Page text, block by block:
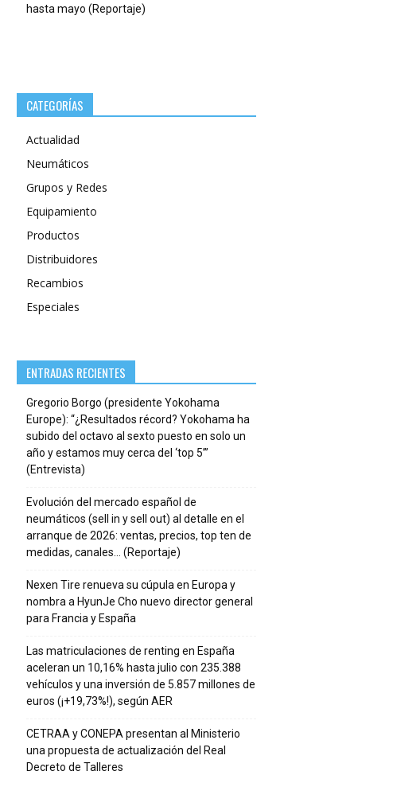
hasta mayo (Reportaje)
CATEGORÍAS
Actualidad
Neumáticos
Grupos y Redes
Equipamiento
Productos
Distribuidores
Recambios
Especiales
ENTRADAS RECIENTES
Gregorio Borgo (presidente Yokohama
Europe): “¿Resultados récord? Yokohama ha
subido del octavo al sexto puesto en solo un
año y estamos muy cerca del ‘top 5’”
(Entrevista)
Evolución del mercado español de
neumáticos (sell in y sell out) al detalle en el
arranque de 2026: ventas, precios, top ten de
medidas, canales… (Reportaje)
Nexen Tire renueva su cúpula en Europa y
nombra a HyunJe Cho nuevo director general
para Francia y España
Las matriculaciones de renting en España
aceleran un 10,16% hasta julio con 235.388
vehículos y una inversión de 5.857 millones de
euros (¡+19,73%!), según AER
CETRAA y CONEPA presentan al Ministerio
una propuesta de actualización del Real
Decreto de Talleres